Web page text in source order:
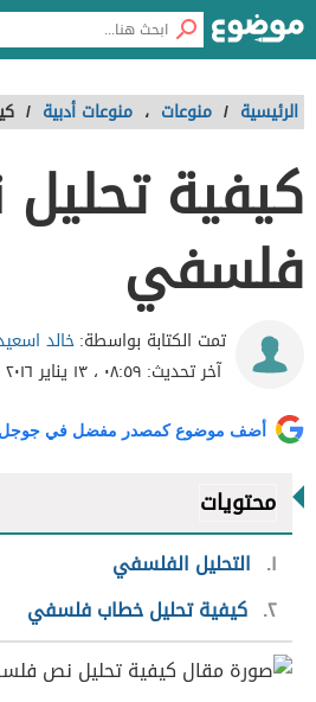
الرئيسية / منوعات ، منوعات أدبية /
كيفية
فلسفي
تمت الكتابة بواسطة:خالد
آخر تحديث: ٠٨:٥٩ ، ١٣ يناير ٢٠١٦
أضف موضوع كمصدر مفضل في جوجل
محتويات
١
التحليل الفلسفي
٢ كيفية تحليل خطاب فلسفي